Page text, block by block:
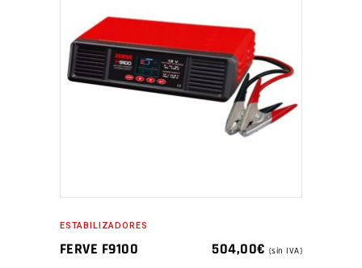
ESTABILIZADORES
FERVE F9100 504,00€ (sin IVA)